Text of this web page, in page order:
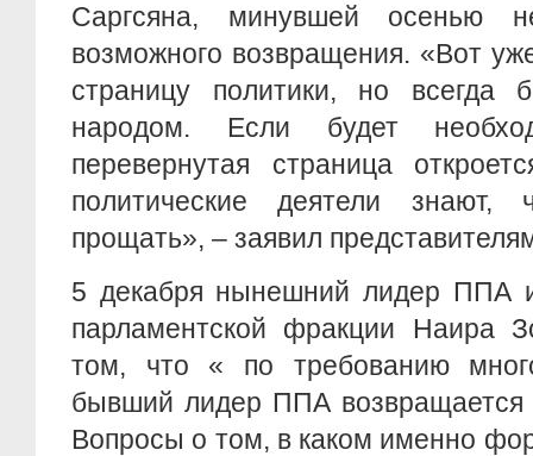
Саргсяна, минувшей осенью
возможного возвращения. «Вот
страницу политики, но
народом. Если будет
перевернутая страница
политические деятели знают,
прощать», – заявил
5 декабря нынешний лидер ППА
парламентской фракции Наира
том, что « по требованию
бывший лидер ППА возвращается
Вопросы о том, в каком именно